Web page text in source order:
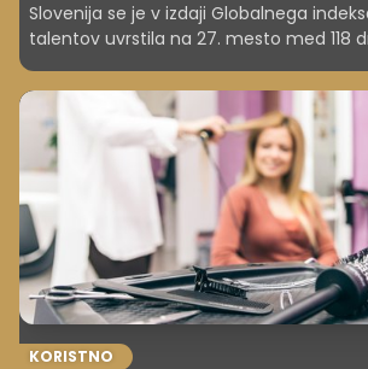
Slovenija se je v izdaji Globalnega
talentov uvrstila na 27. mesto med 118
imamo pri zadrževanju naših in
tujine.
KORISTNO